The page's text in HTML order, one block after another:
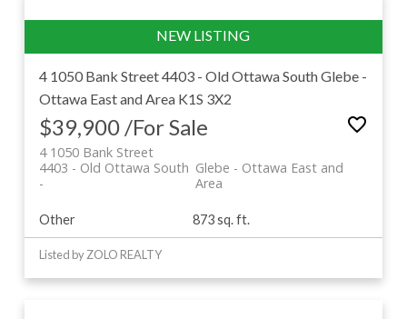
4 1050 Bank Street4403 - Old Ottawa SouthGlebe -
Ottawa East and Area K1S 3X2
$39,900 /For Sale
4 1050 Bank Street
Glebe - Ottawa East and
Area
4403 - Old Ottawa South
Other 873 sq. ft.
Listed by ZOLO REALTY